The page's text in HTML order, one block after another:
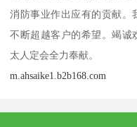
消防事业作出应有的贡献。
不断超越客户的希望。竭诚
太人定会全力奉献。
m.ahsaike1.b2b168.com